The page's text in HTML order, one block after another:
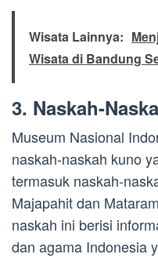
Wisata Lainnya:
Wisata di Bandung
3. Naskah-
Museum Nasional
naskah-naskah kuno
termasuk naskah-
Majapahit dan
naskah ini berisi
dan agama Indonesia